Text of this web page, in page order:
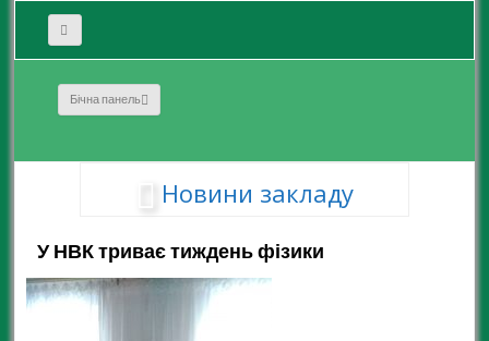
Бічна панель
Новини закладу
У НВК триває тиждень фізики